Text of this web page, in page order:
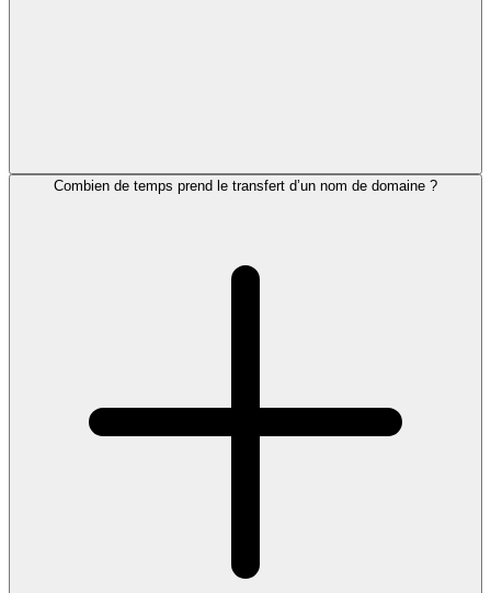
Combien de temps prend le transfert d’un nom de domaine ?